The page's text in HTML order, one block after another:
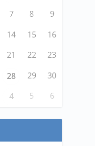
7 8
9
14 15
16
21 22
23
28 29
30
4 5 6